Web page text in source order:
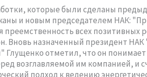
которые были сделаны
и новым председателем НАК:
преемственность всех позитивных
Вновь назначенный президент
Глущенко отметил, что он
возглавляемой им компанией, и
подход к ведению